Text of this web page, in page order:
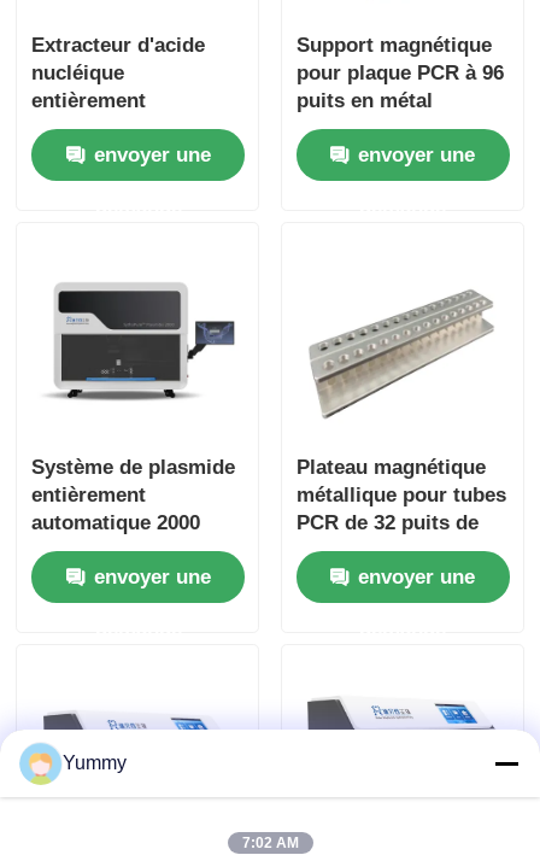
Extracteur d'acide
nucléique
entièrement
automatisé à 32
canauxenvoyer une
Support magnétique
pour plaque PCR à 96
puits en métal
envoyer une
Système de plasmide
entièrement
automatique 2000
envoyer une
Plateau magnétique
métallique pour tubes
PCR de 32 puits de
0,2 ml
envoyer une
Yummy
7:02 AM